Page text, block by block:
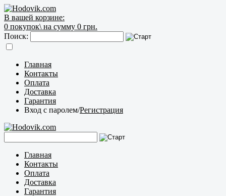
В вашей корзине:
0 покупок\ на сумму 0 грн.
Поиск:
Главная
Контакты
Оплата
Доставка
Гарантия
Вход с паролем/Регистрация
Главная
Контакты
Оплата
Доставка
Гарантия